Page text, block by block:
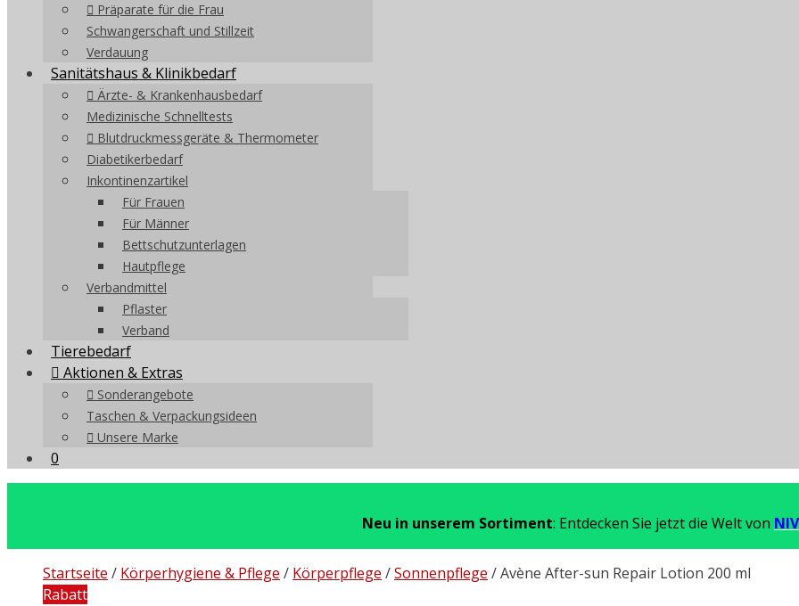
Präparate für die Frau
Schwangerschaft und Stillzeit
Verdauung
Sanitätshaus & Klinikbedarf
Ärzte- & Krankenhausbedarf
Medizinische Schnelltests
Blutdruckmessgeräte & Thermometer
Diabetikerbedarf
Inkontinenzartikel
Für Frauen
Für Männer
Bettschutzunterlagen
Hautpflege
Verbandmittel
Pflaster
Verband
Tierebedarf
Aktionen & Extras
Sonderangebote
Taschen & Verpackungsideen
Unsere Marke
0
Neu in unserem Sortiment: Entdecken Sie jetzt die Welt von
Startseite / Körperhygiene & Pflege / Körperpflege /Sonnenpflege / Avène After-sun Repair Lotion 200 ml
Rabatt